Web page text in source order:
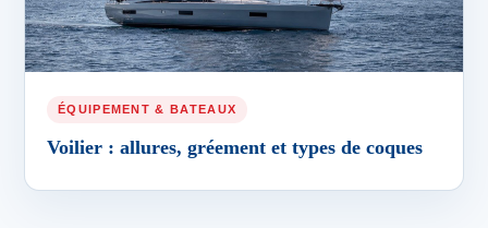
ÉQUIPEMENT & BATEAUX
Voilier : allures, gréement et types de coques